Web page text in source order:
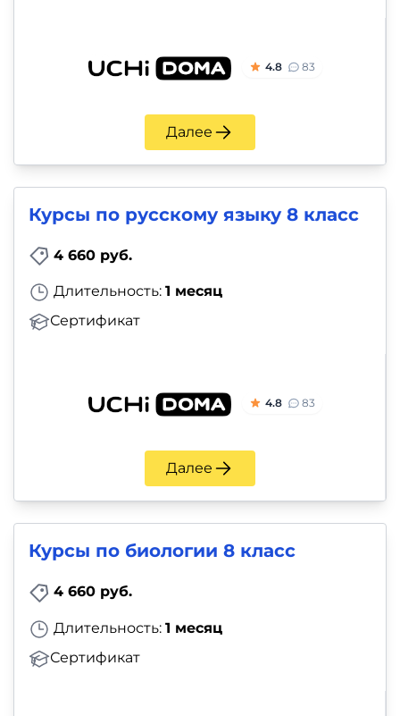
4.8 83
Далее
Курсы по русскому языку 8 класс
4 660 руб.
Длительность: 1 месяц
Сертификат
4.8 83
Далее
Курсы по биологии 8 класс
4 660 руб.
Длительность: 1 месяц
Сертификат